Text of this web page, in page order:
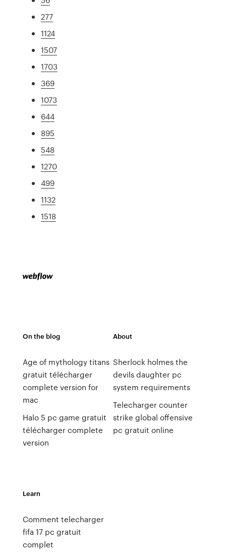
277
1124
1507
1703
369
1073
644
895
548
1270
499
1132
1518
On the blog
Age of mythology titans
gratuit télécharger
complete version for
mac
Halo 5 pc game gratuit
télécharger complete
version
About
Sherlock holmes the
devils daughter pc
system requirements
Telecharger counter
strike global offensive
pc gratuit online
Learn
Comment telecharger
fifa 17 pc gratuit
complet